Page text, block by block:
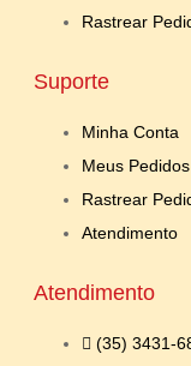
Rastrear
Suporte
Minha Conta
Meus Pedidos
Rastrear
Atendimento
Atendimento
(35) 3431-